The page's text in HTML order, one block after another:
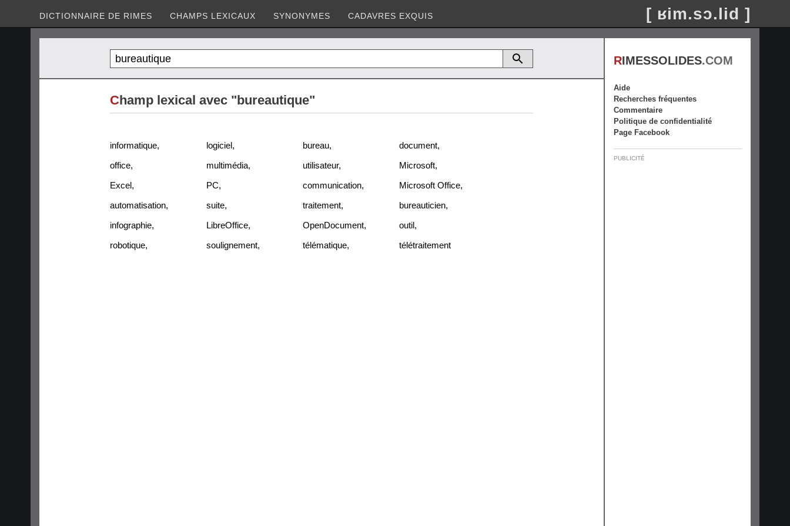
DICTIONNAIRE DE RIMES CHAMPS LEXICAUX SYNONYMES CADAVRES EXQUIS [ ʁim.sɔ.lid ]
Champ lexical avec "bureautique"
informatique, logiciel, bureau, document,
office, multimédia, utilisateur, Microsoft,
Excel, PC, communication, Microsoft Office,
automatisation, suite, traitement, bureauticien,
infographie, LibreOffice, OpenDocument, outil,
robotique, soulignement, télématique, télétraitement
RIMESSOLIDES.COM
Aide
Recherches fréquentes
Commentaire
Politique de confidentialité
Page Facebook
PUBLICITÉ